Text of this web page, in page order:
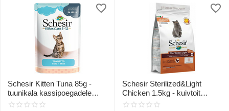
Schesir Kitten Tuna 85g -
tuunikala kassipoegadele
želees
Schesir Sterilized&Light
Chicken 1.5kg - kuivtoit
kanaga steriliseeritud